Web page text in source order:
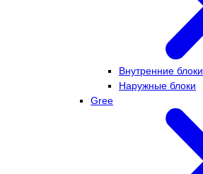
Внутренние блоки
Наружные блоки
Gree